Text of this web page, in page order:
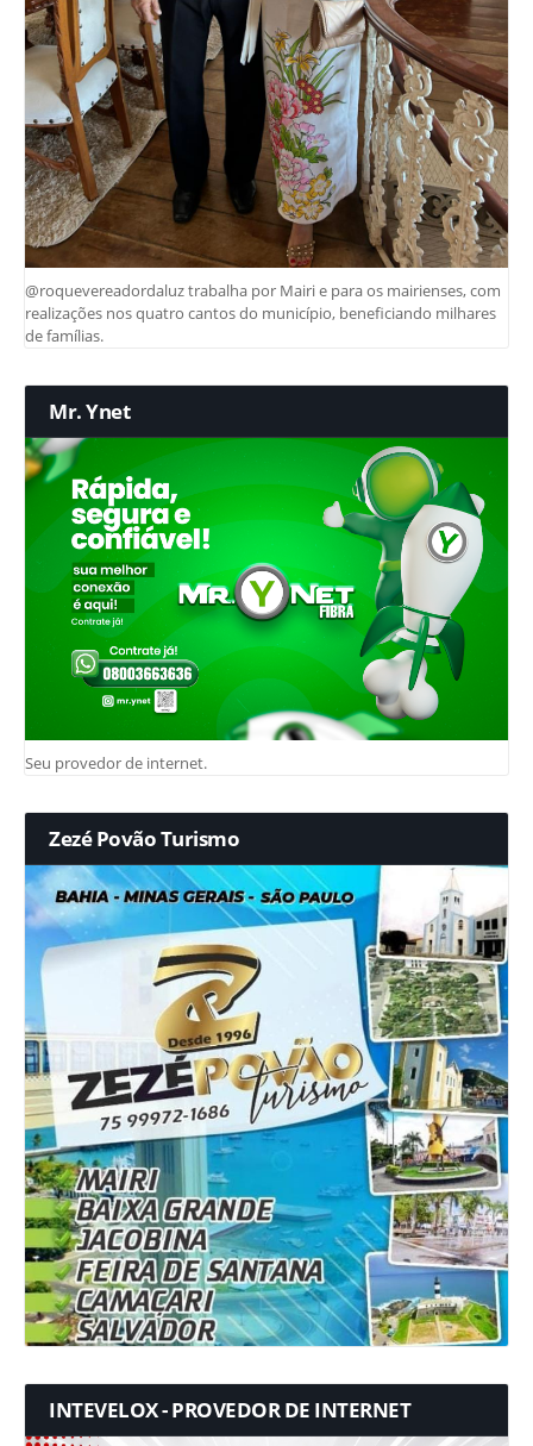
@roquevereadordaluz trabalha por Mairi e para os mairienses, com
realizações nos quatro cantos do município, beneficiando milhares
de famílias.
Mr. Ynet
Seu provedor de internet.
Zezé Povão Turismo
INTEVELOX - PROVEDOR DE INTERNET